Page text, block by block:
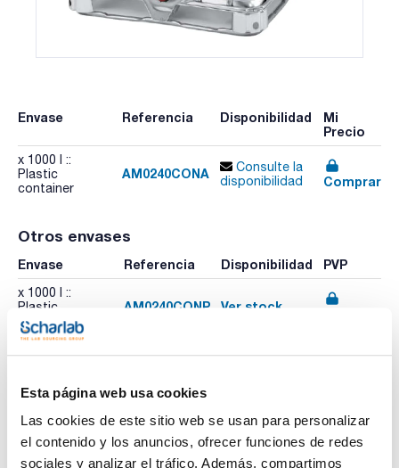
Esta página web usa cookies
Las cookies de este sitio web se usan para personalizar
el contenido y los anuncios, ofrecer funciones de redes
sociales y analizar el tráfico. Además, compartimos
Envase Referencia Disponibilidad
Mi
Precio
x 1000 l ::
Plastic
container
AM0240CONA
Consulte la
disponibilidad
Comprar
Otros envases
Envase Referencia Disponibilidad PVP
x 1000 l ::
Plastic
container
AM0240CONP Ver stock
Imprimir ficha de